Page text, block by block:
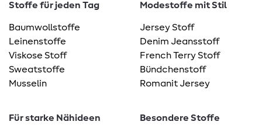
Stoffe für jeden Tag
Baumwollstoffe
Leinenstoffe
Viskose Stoff
Sweatstoffe
Musselin
Modestoffe mit Stil
Jersey Stoff
Denim Jeansstoff
French Terry Stoff
Bündchenstoff
Romanit Jersey
Für starke Nähideen Besondere Stoffe